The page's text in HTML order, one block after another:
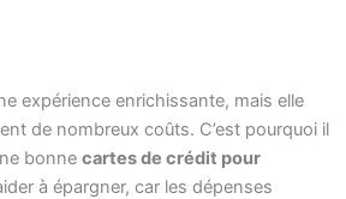
expérience enrichissante, mais elle
de nombreux coûts. C’est pourquoi il
bonne cartes de crédit pour
à épargner, car les dépenses